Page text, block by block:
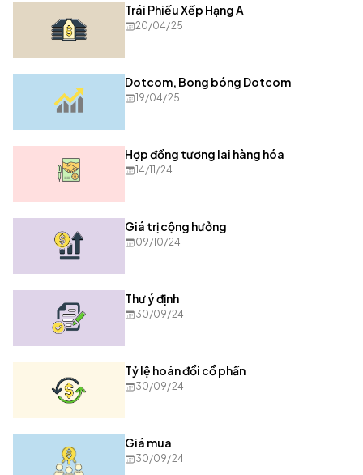
Trái Phiếu Xếp Hạng A
20/04/25
Dotcom, Bong bóng Dotcom
19/04/25
Hợp đồng tương lai hàng hóa
14/11/24
Giá trị cộng hưởng
09/10/24
Thư ý định
30/09/24
Tỷ lệ hoán đổi cổ phần
30/09/24
Giá mua
30/09/24